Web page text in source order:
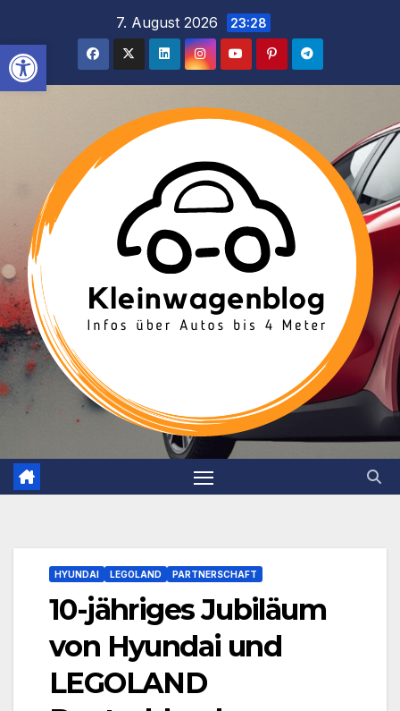
Werkzeugleiste öffnen
springen
7. August 2026 23:28
HYUNDAI LEGOLAND PARTNERSCHAFT
10-jähriges Jubiläum
von Hyundai und
LEGOLAND